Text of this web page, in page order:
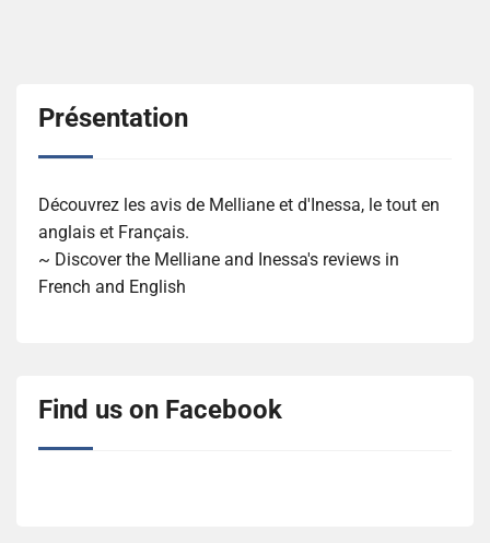
Présentation
Découvrez les avis de Melliane et d'Inessa, le tout en
anglais et Français.
~ Discover the Melliane and Inessa's reviews in
French and English
Find us on Facebook